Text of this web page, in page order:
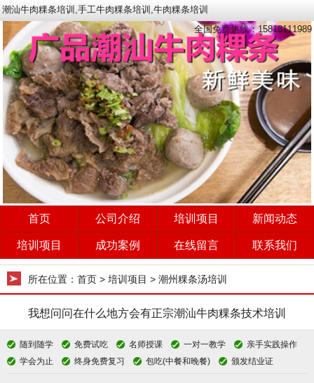
潮汕牛肉粿条培训,手工牛肉粿条培训,牛肉粿条培训
全国免费热线：15818111989
首页 公司介绍 培训项目 新闻动态
培训项目 成功案例 在线留言 联系我们
所在位置： 首页 > 培训项目 > 潮州粿条汤培训
我想问问在什么地方会有正宗潮汕牛肉粿条技术培训
随到随学 免费试吃 名师授课 一对一教学
亲手实践操作
学会为止
终身免费复习 包吃(中餐和晚餐) 颁发结业证